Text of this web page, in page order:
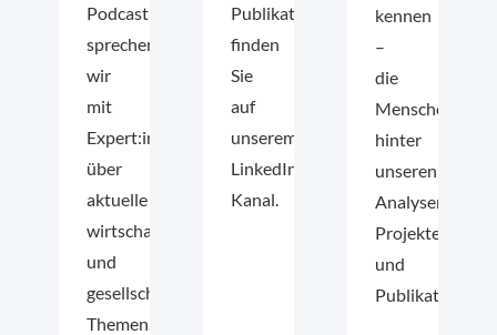
Podcast
sprechen
wir
mit
Expert:innen
über
aktuelle
wirtschafts-
und
gesellschaftspolitische
Themen.
Publikationen
finden
Sie
auf
unserem
LinkedIn-
Kanal.
kennen
–
die
Menschen
hinter
unseren
Analysen,
Projekten
und
Publikationen.